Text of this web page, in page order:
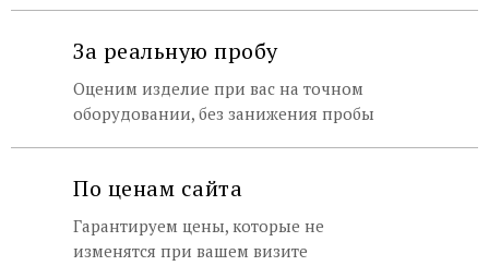
За реальную пробу
Оценим изделие при вас на точном
оборудовании, без занижения пробы
По ценам сайта
Гарантируем цены, которые не
изменятся при вашем визите